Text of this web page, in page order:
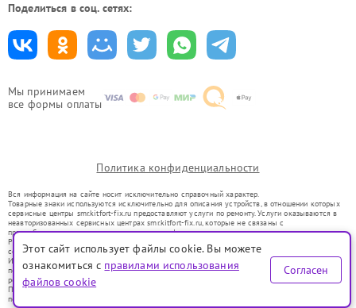
Мы принимаем
все формы оплаты
Поделиться в соц. сетях:
Политика конфиденциальности
Вся информация на сайте носит исключительно справочный характер.
Товарные знаки используются исключительно для описания устройств, в отношении которых
сервисные центры smr.kitfort-fix.ru предоставляют услуги по ремонту. Услуги оказываются в
неавторизованных сервисных центрах smr.kitfort-fix.ru, которые не связаны с
правообладателями товарных знаков или их официальными представителями.
Ремонт осуществляется для устройств, уже введенных в гражданский оборот в соответствии
со статьей 1487 ГК РФ.
Использование товарных знаков не преследует цели индивидуализации услуг или введения
потребителей в заблуждение, а служит для информирования о предоставляемых услугах по
ремонту техники указанных брендов.
Представленная на сайте информация не является публичной офертой, определяемой
положениями Статьи 437(2) Гражданского кодекса РФ
Этот сайт использует файлы cookie. Вы можете
ознакомиться с правилами использования
файлов cookie
Согласен